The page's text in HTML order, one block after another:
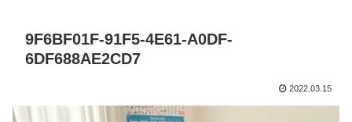
9F6BF01F-91F5-4E61-A0DF-
6DF688AE2CD7
2022.03.15